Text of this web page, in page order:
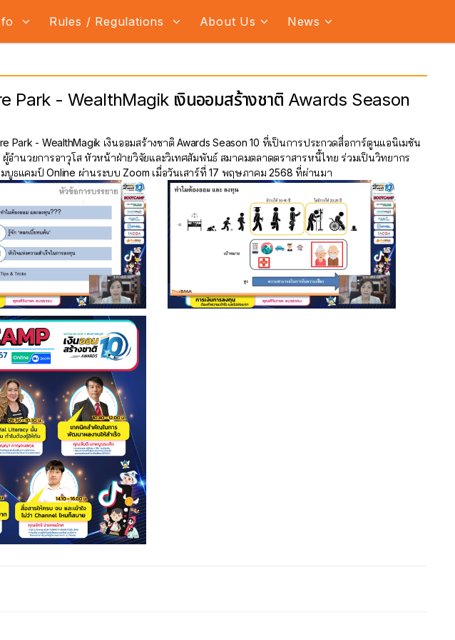
Rules / Regulations About Us News
Park - WealthMagik เงินออมสร้างชาติ Awards Season
- WealthMagik เงินออมสร้างชาติ Awards Season 10 ที่เป็นการประกวดสื่อการ์ตูนแอนิเมชัน
อำนวยการอาวุโส หัวหน้าฝ่ายวิจัยและวิเทศสัมพันธ์ สมาคมตลาดตราสารหนี้ไทย ร่วมเป็นวิทยากร
บูธแคมป์ Online ผ่านระบบ Zoom เมื่อวันเสาร์ที่ 17 พฤษภาคม 2568 ที่ผ่านมา